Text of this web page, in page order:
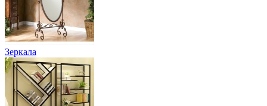
Зеркала